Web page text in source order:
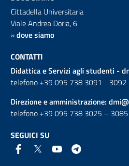
Cittadella Universitaria
Viale Andrea Doria, 6
»dove siamo
CONTATTI
Didattica e Servizi agli studenti -
telefono +39 095 738 3091 -
Direzione e amministrazione:
telefono +39 095 738 3025 –
SEGUICI SU